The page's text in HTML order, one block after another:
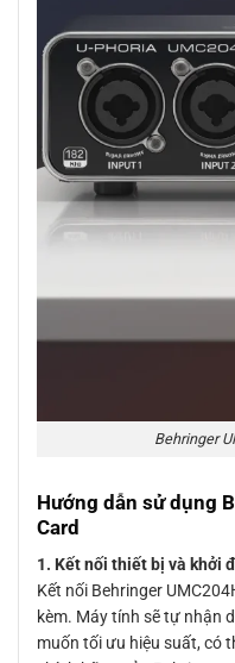
Behringer
Hướng dẫn sử dụng
Card
1. Kết nối thiết bị và khởi
Kết nối Behringer
kèm. Máy tính sẽ tự nhận
muốn tối ưu hiệu suất, có